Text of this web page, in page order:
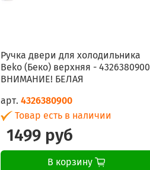
Ручка двери для холодильника
Beko (Беко) верхняя - 4326380900
ВНИМАНИЕ! БЕЛАЯ
арт.4326380900
Товар есть в наличии
1499 руб
В корзину